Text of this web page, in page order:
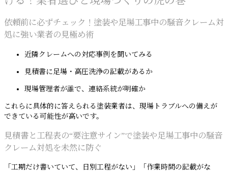
依頼前に必ずチェック！塗装や足場工事中の騒音クレーム対
処に強い業者の見極め術
近隣クレームへの対応事例を聞いてみる
見積書に足場・高圧洗浄の記載があるか
現場管理者が誰で、連絡系統が明確か
これらに具体的に答えられる塗装業者は、現場トラブルへの備えが
できている可能性が高いです。
見積書と工程表の“要注意サイン”で塗装や足場工事中の騒音
クレーム対処を未然に防ぐ
「工期だけ書いていて、日別工程がない」「作業時間の記載がな